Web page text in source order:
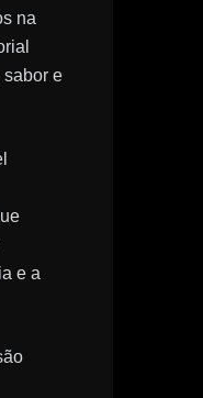
na
sabor e
e a